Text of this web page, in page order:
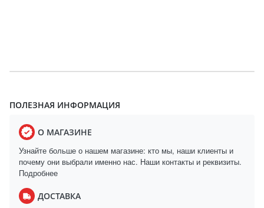
ПОЛЕЗНАЯ ИНФОРМАЦИЯ
О МАГАЗИНЕ
Узнайте больше о нашем магазине: кто мы, наши клиенты и
почему они выбрали именно нас. Наши контакты и реквизиты.
Подробнее
ДОСТАВКА